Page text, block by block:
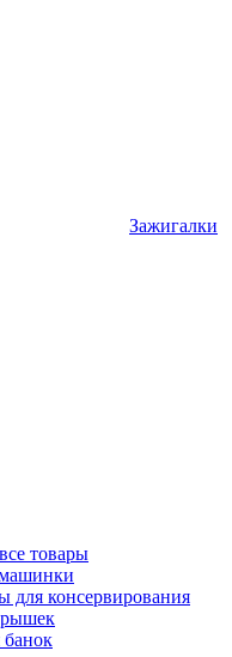
Зажигалки
товары
для консервирования